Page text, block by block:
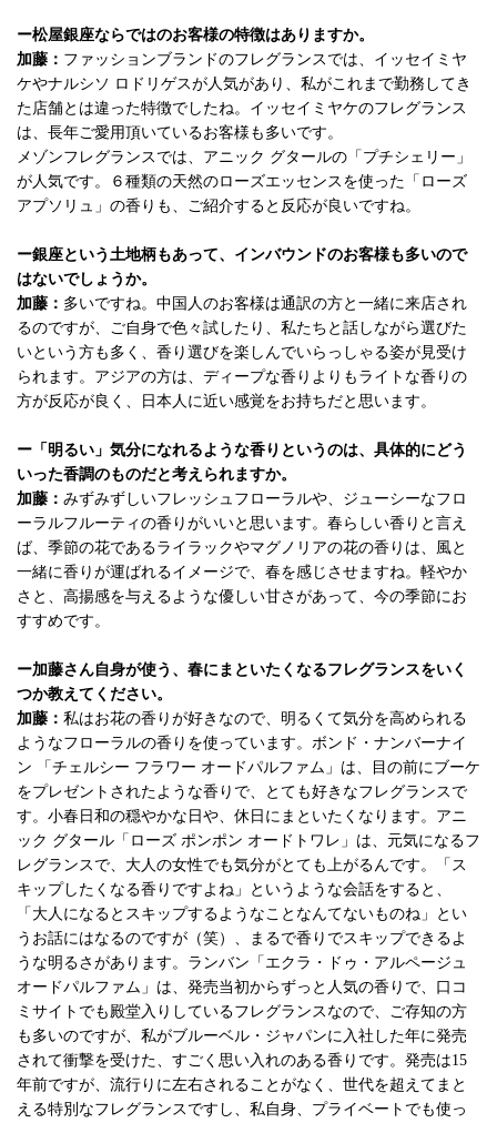
ー松屋銀座ならではのお客様の特徴はありますか。
加藤： ファッションブランドのフレグランスでは、イッセイミヤ
ケやナルシソ ロドリゲスが人気があり、私がこれまで勤務してき
た店舗とは違った特徴でしたね。イッセイミヤケのフレグランス
は、長年ご愛用頂いているお客様も多いです。
メゾンフレグランスでは、アニック グタールの「プチシェリー」
が人気です。６種類の天然のローズエッセンスを使った「ローズ
アプソリュ」の香りも、ご紹介すると反応が良いですね。
ー銀座という土地柄もあって、インバウンドのお客様も多いので
はないでしょうか。
加藤： 多いですね。中国人のお客様は通訳の方と一緒に来店され
るのですが、ご自身で色々試したり、私たちと話しながら選びた
いという方も多く、香り選びを楽しんでいらっしゃる姿が見受け
られます。アジアの方は、ディープな香りよりもライトな香りの
方が反応が良く、日本人に近い感覚をお持ちだと思います。
ー「明るい」気分になれるような香りというのは、具体的にどう
いった香調のものだと考えられますか。
加藤： みずみずしいフレッシュフローラルや、ジューシーなフロ
ーラルフルーティの香りがいいと思います。春らしい香りと言え
ば、季節の花であるライラックやマグノリアの花の香りは、風と
一緒に香りが運ばれるイメージで、春を感じさせますね。軽やか
さと、高揚感を与えるような優しい甘さがあって、今の季節にお
すすめです。
ー加藤さん自身が使う、春にまといたくなるフレグランスをいく
つか教えてください。
加藤： 私はお花の香りが好きなので、明るくて気分を高められる
ようなフローラルの香りを使っています。ボンド・ナンバーナイ
ン 「チェルシー フラワー オードパルファム」は、目の前にブーケ
をプレゼントされたような香りで、とても好きなフレグランスで
す。小春日和の穏やかな日や、休日にまといたくなります。アニ
ック グタール「ローズ ポンポン オードトワレ」は、元気になるフ
レグランスで、大人の女性でも気分がとても上がるんです。「ス
キップしたくなる香りですよね」というような会話をすると、
「大人になるとスキップするようなことなんてないものね」とい
うお話にはなるのですが（笑）、まるで香りでスキップできるよ
うな明るさがあります。ランバン「エクラ・ドゥ・アルページュ
オードパルファム」は、発売当初からずっと人気の香りで、口コ
ミサイトでも殿堂入りしているフレグランスなので、ご存知の方
も多いのですが、私がブルーベル・ジャパンに入社した年に発売
されて衝撃を受けた、すごく思い入れのある香りです。発売は15
年前ですが、流行りに左右されることがなく、世代を超えてまと
える特別なフレグランスですし、私自身、プライベートでも使っ